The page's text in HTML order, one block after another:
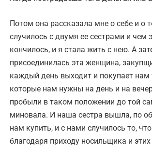
Потом она рассказала мне о себе и о
случилось с двумя ее сестрами и чем
кончилось, и я стала жить с нею. А
присоединилась эта женщина,
каждый день выходит и покупает нам
которые нам нужны на день и на
пробыли в таком положении до той
миновала. И наша сестра вышла, по
нам купить, и с нами случилось то,
благодаря приходу носильщика и этих